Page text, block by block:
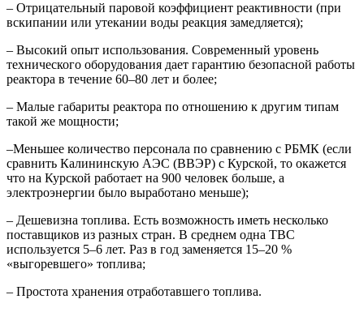
– Отрицательный паровой коэффициент реактивности (при
вскипании или утекании воды реакция замедляется);
– Высокий опыт использования. Современный уровень
технического оборудования дает гарантию безопасной работы
реактора в течение 60–80 лет и более;
– Малые габариты реактора по отношению к другим типам
такой же мощности;
–Меньшее количество персонала по сравнению с РБМК (если
сравнить Калининскую АЭС (ВВЭР) с Курской, то окажется
что на Курской работает на 900 человек больше, а
электроэнергии было выработано меньше);
– Дешевизна топлива. Есть возможность иметь несколько
поставщиков из разных стран. В среднем одна ТВС
используется 5–6 лет. Раз в год заменяется 15–20 %
«выгоревшего» топлива;
– Простота хранения отработавшего топлива.